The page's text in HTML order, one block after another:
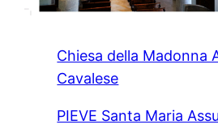
Chiesa della Madonna
Cavalese
PIEVE Santa Maria